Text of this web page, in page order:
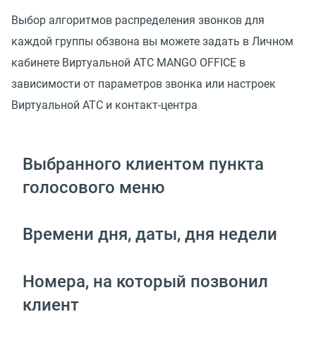
Выбор алгоритмов распределения звонков для
каждой группы обзвона вы можете задать в Личном
кабинете Виртуальной АТС MANGO OFFICE в
зависимости от параметров звонка или настроек
Виртуальной АТС и контакт-центра
Выбранного клиентом пункта
голосового меню
Времени дня, даты, дня недели
Номера, на который позвонил
клиент